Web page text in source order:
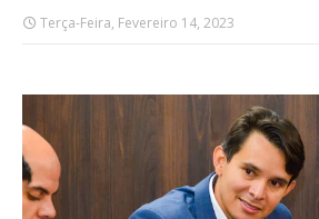
Terça-Feira, Fevereiro 14, 2023